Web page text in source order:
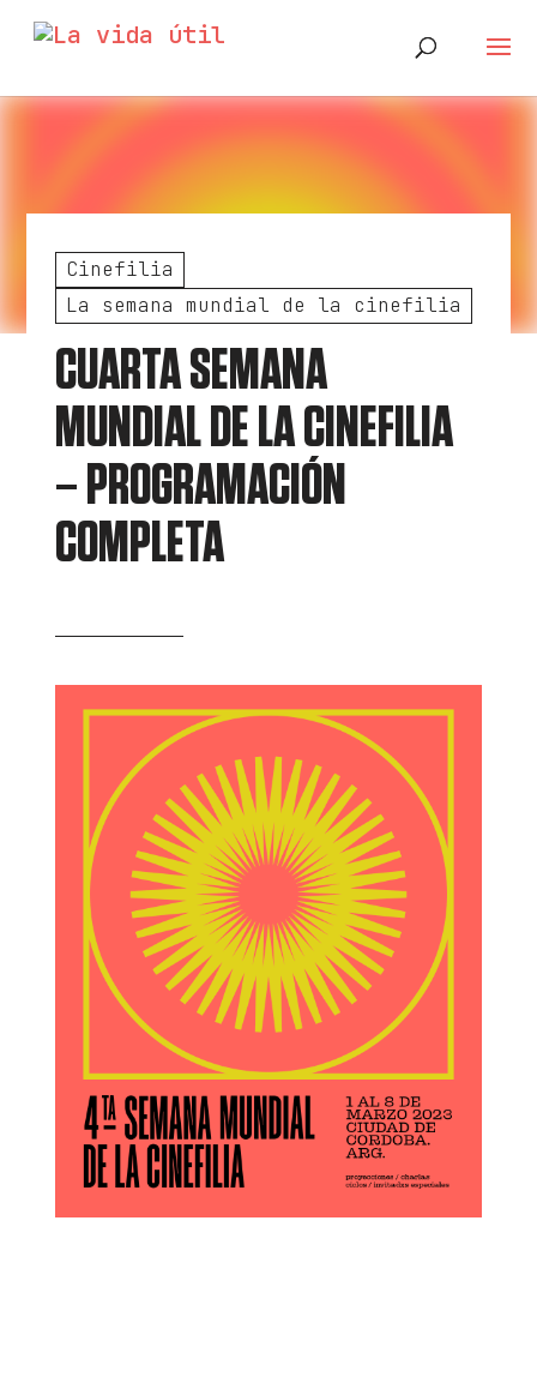
Cinefilia
La semana mundial de la cinefilia
CUARTA SEMANA
MUNDIAL DE LA CINEFILIA
– PROGRAMACIÓN
COMPLETA